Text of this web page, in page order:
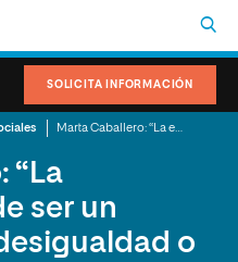
SOLICITA INFORMACIÓN
“La
ser un
o